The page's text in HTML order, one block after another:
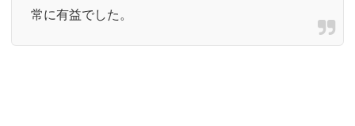
常に有益でした。